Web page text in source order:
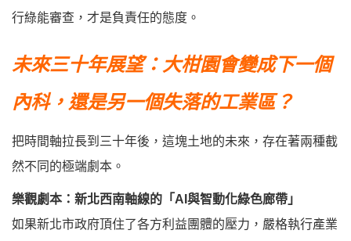
行綠能審查，才是負責任的態度。
未來三十年展望：大柑園會變成下一個
內科，還是另一個失落的工業區？
把時間軸拉長到三十年後，這塊土地的未來，存在著兩種截
然不同的極端劇本。
樂觀劇本：新北西南軸線的「AI與智動化綠色廊帶」
如果新北市政府頂住了各方利益團體的壓力，嚴格執行產業